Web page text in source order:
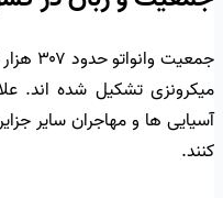
جمعیت
میکرونزی تشکیل شده اند.
آسیایی ها و مهاجران سایر
کنند.